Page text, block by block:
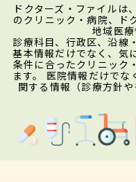
ドクターズ・ファイルは
のクリニック・病院、ド
地域医療
診療科目、行政区、沿線
基本情報だけでなく、気
条件に合ったクリニック
ます。 医院情報だけでな
関する情報（診療方針